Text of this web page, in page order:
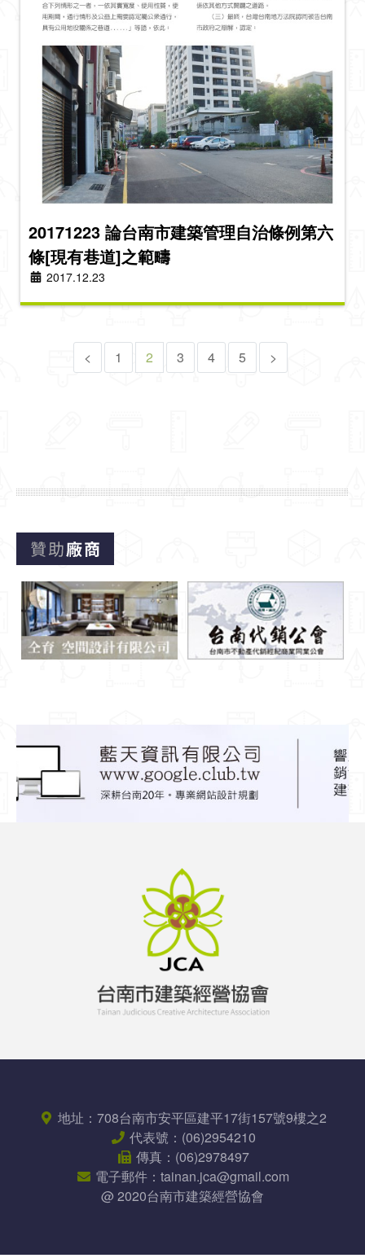
20171223 論台南市建築管理自治條例第六
條[現有巷道]之範疇
2017.12.23
< 1 2 3 4 5 >
地址： 708台南市安平區建平17街157號9樓之2
代表號： (06)2954210
傳真： (06)2978497
電子郵件： tainan.jca@gmail.com
@ 2020台南市建築經營協會